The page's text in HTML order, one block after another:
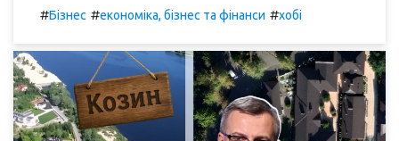
#Бізнес #економіка, бізнес та фінанси #хобі